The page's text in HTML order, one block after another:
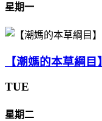
星期一
【潮媽的本草綱
TUE
星期二